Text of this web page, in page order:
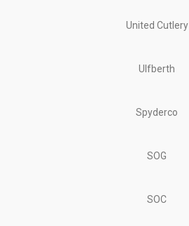
United Cutlery
Ulfberth
Spyderco
SOG
SOC